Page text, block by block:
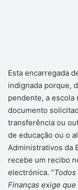
Esta encarregada
indignada porque,
pendente, a
documento
transferência ou
de educação ou o
Administrativos da
recebe um recibo
electrónica. “
Finanças exige